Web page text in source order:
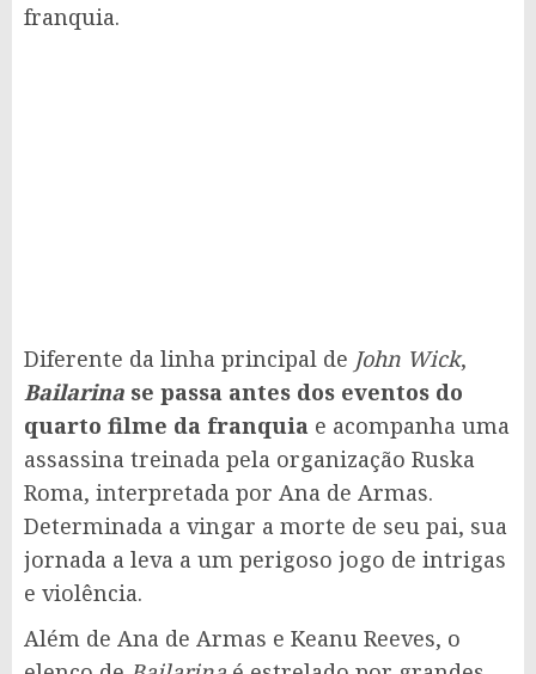
franquia.
Diferente da linha principal de John Wick,
Bailarina se passa antes dos eventos do
quarto filme da franquia e acompanha uma
assassina treinada pela organização Ruska
Roma, interpretada por Ana de Armas.
Determinada a vingar a morte de seu pai, sua
jornada a leva a um perigoso jogo de intrigas
e violência.
Além de Ana de Armas e Keanu Reeves, o